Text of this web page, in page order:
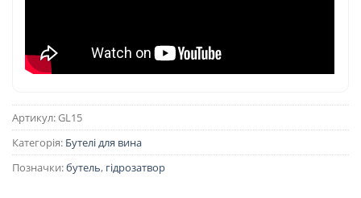
Артикул:GL15
Категорія: Бутелі для вина
Позначки:бутель, гідрозатвор